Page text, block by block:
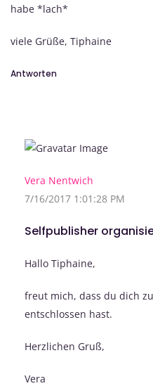
habe *lach*
viele Grüße, Tiphaine
Antworten
Vera Nentwich
7/16/2017 1:01:28 PM
Selfpublisher
Hallo Tiphaine,
freut mich, dass du dich
entschlossen hast.
Herzlichen Gruß,
Vera